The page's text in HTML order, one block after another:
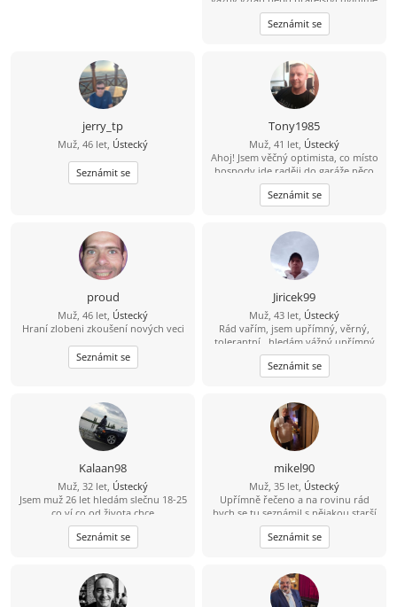
k čemu nás to doprovodí ???? jsem
veselý a vtipný týpek ???? občas s
nutkou černého humoru ???? rád
zajímavou ženu ????
Seznámit se
jerry_tp
Muž, 46 let, Ústecký
Seznámit se
Tony1985
Muž, 41 let, Ústecký
Ahoj! Jsem věčný optimista, co místo
hospody jde raději do garáže něco
vytvářet. V bytě me moc nenajdeš,
protože trávím čas v přírodě na
houbách, na rybách... Hledám tu
kam nás to zavede ????
Seznámit se
proud
Muž, 46 let, Ústecký
Hraní zlobeni zkoušení nových veci
Seznámit se
Jiricek99
Muž, 43 let, Ústecký
Rád vařím, jsem upřímný, věrný,
tolerantní , hledám vážný upřímný
vztah, můj kontakt je
704/538857,snad není můj
hendikepek problém se znovu
věrný, upřímný, tolerantní, mám rád
procházky,hudbu, můj kontakt je
pospajiri33@seznam.cz
účet budu rád když mi napíšeš
Seznámit se
Kalaan98
Muž, 32 let, Ústecký
Jsem muž 26 let hledám slečnu 18-25
co ví co od života chce
Seznámit se
mikel90
Muž, 35 let, Ústecký
Upřímně řečeno a na rovinu rád
bych se tu seznámil s nějakou starší
ženou která by měla zájem o někoho
mladšího například mého věku a
mám i rodinu děti tak by to nevadilo
Seznámit se